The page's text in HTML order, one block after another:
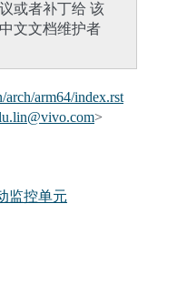
或者补丁给 该
文文档维护者
arch/arm64/index.rst
.lin@vivo.com>
监控单元